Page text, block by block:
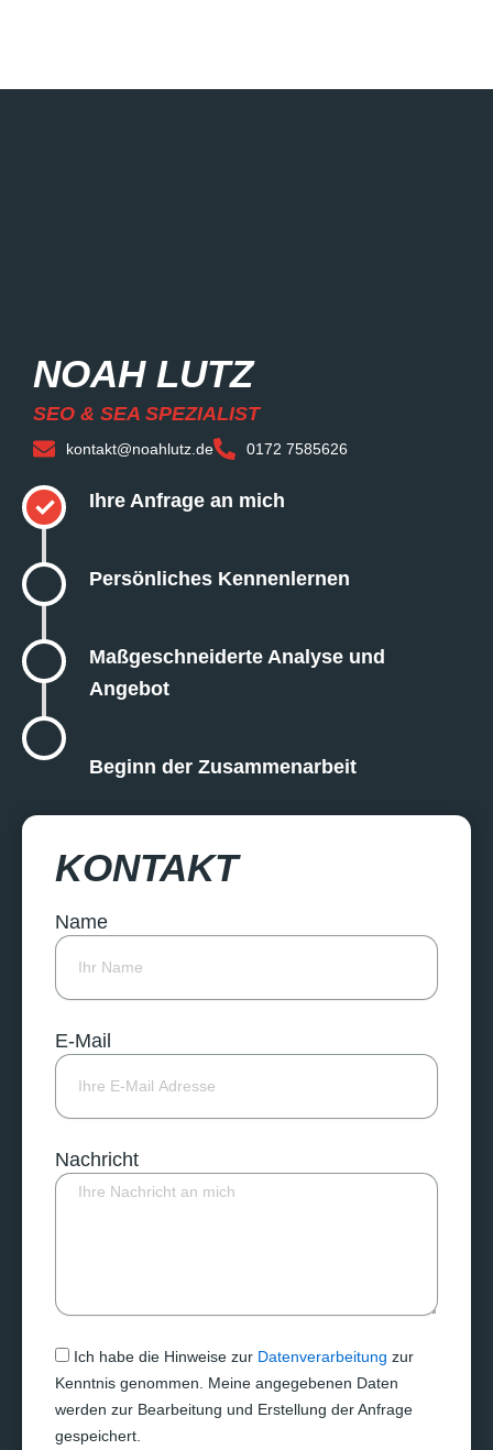
NOAH LUTZ
SEO & SEA SPEZIALIST
kontakt@noahlutz.de 0172 7585626
✓ Ihre Anfrage an mich
Persönliches Kennenlernen
Maßgeschneiderte Analyse und
Angebot
Beginn der Zusammenarbeit
KONTAKT
Name
E-Mail
Nachricht
Ich habe die Hinweise zur Datenverarbeitung zur
Kenntnis genommen. Meine angegebenen Daten
werden zur Bearbeitung und Erstellung der Anfrage
gespeichert.